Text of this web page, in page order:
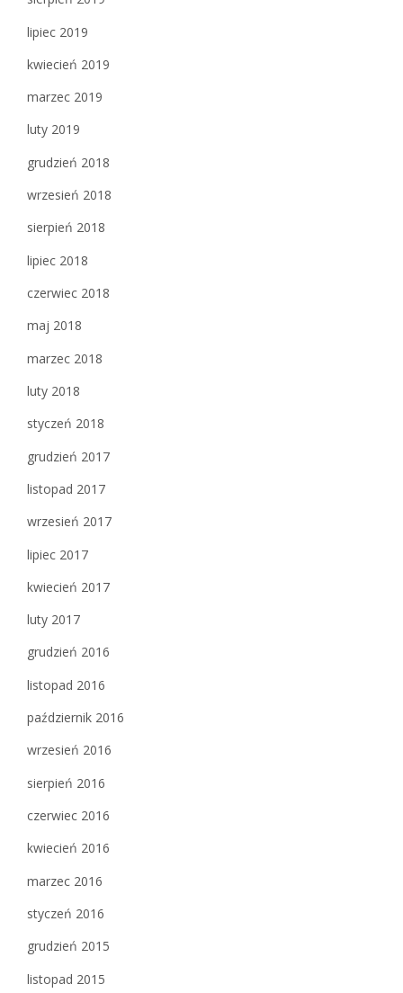
lipiec 2019
kwiecień 2019
marzec 2019
luty 2019
grudzień 2018
wrzesień 2018
sierpień 2018
lipiec 2018
czerwiec 2018
maj 2018
marzec 2018
luty 2018
styczeń 2018
grudzień 2017
listopad 2017
wrzesień 2017
lipiec 2017
kwiecień 2017
luty 2017
grudzień 2016
listopad 2016
październik 2016
wrzesień 2016
sierpień 2016
czerwiec 2016
kwiecień 2016
marzec 2016
styczeń 2016
grudzień 2015
listopad 2015